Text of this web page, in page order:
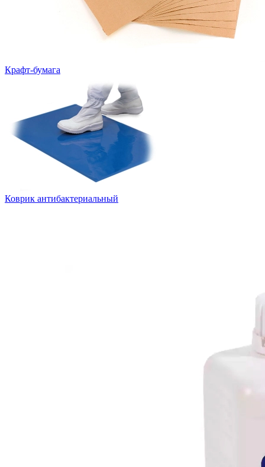
Крафт-бумага
Коврик антибактериальный